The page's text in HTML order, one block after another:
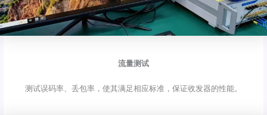
流量测试
测试误码率、丢包率，使其满足相应标准，保证收发器的性能。